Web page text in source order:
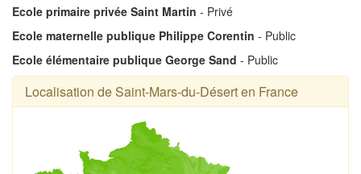
Ecole primaire privée Saint Martin - Privé
Ecole maternelle publique Philippe Corentin - Public
Ecole élémentaire publique George Sand - Public
Localisation de Saint-Mars-du-Désert en France